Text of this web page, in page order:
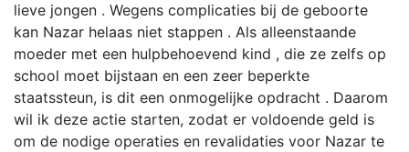
lieve jongen . Wegens complicaties bij de geboorte
kan Nazar helaas niet stappen . Als alleenstaande
moeder met een hulpbehoevend kind , die ze zelfs op
school moet bijstaan en een zeer beperkte
staatssteun, is dit een onmogelijke opdracht . Daarom
wil ik deze actie starten, zodat er voldoende geld is
om de nodige operaties en revalidaties voor Nazar te